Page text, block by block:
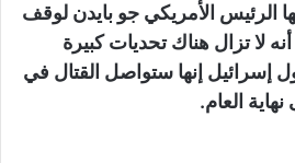
الرئيس الأمريكي جو بايدن لوقف
لا تزال هناك تحديات كبيرة
إسرائيل إنها ستواصل القتال في
العام.